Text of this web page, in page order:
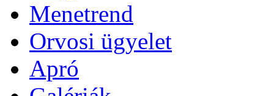
Menetrend
Orvosi ügyelet
Apró